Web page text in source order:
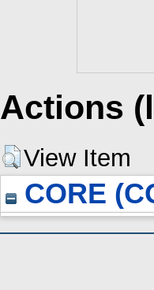
Actions
View Item
CORE